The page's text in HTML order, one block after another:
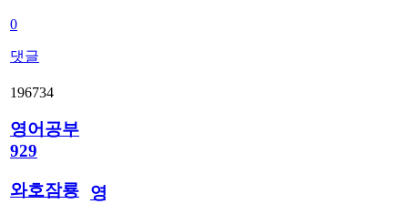
0
댓글
196734
영어공부
929
와호잠룡
영